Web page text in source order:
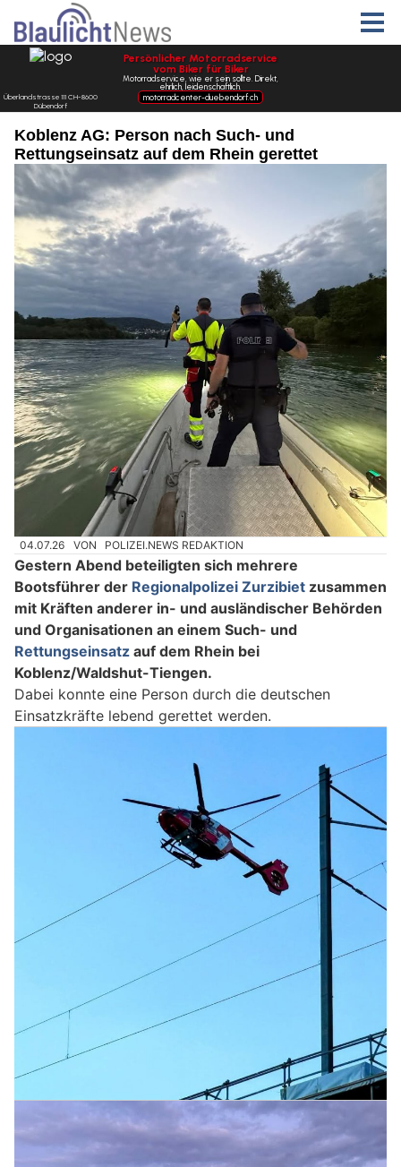
Koblenz AG: Person nach Such- und
Rettungseinsatz auf dem Rhein gerettet
04.07.26 VON POLIZEI.NEWS REDAKTION
Gestern Abend beteiligten sich mehrere
Bootsführer der Regionalpolizei Zurzibiet zusammen
mit Kräften anderer in- und ausländischer Behörden
und Organisationen an einem Such- und
Rettungseinsatz auf dem Rhein bei
Koblenz/Waldshut-Tiengen.
Dabei konnte eine Person durch die deutschen
Einsatzkräfte lebend gerettet werden.